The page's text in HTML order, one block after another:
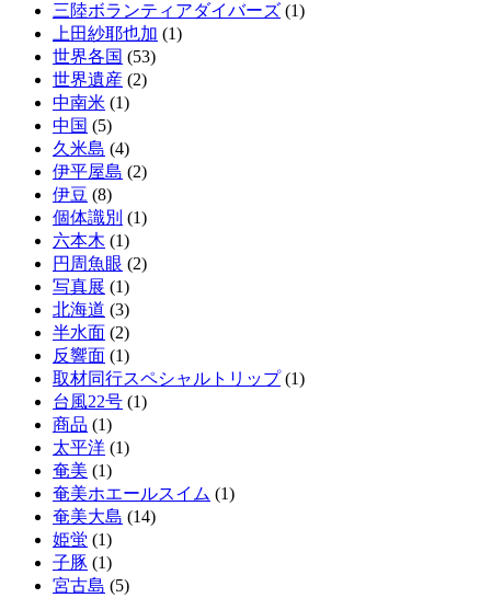
三陸ボランティアダイバーズ (1)
上田紗耶也加 (1)
世界各国 (53)
世界遺産 (2)
中南米 (1)
中国 (5)
久米島 (4)
伊平屋島 (2)
伊豆 (8)
個体識別 (1)
六本木 (1)
円周魚眼 (2)
写真展 (1)
北海道 (3)
半水面 (2)
反響面 (1)
取材同行スペシャルトリップ(1)
台風22号 (1)
商品 (1)
太平洋 (1)
奄美 (1)
奄美ホエールスイム (1)
奄美大島 (14)
姫蛍 (1)
子豚 (1)
宮古島 (5)